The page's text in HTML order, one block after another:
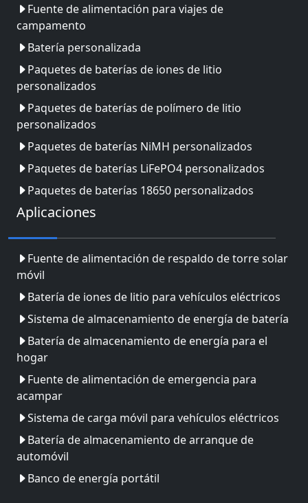
Fuente de alimentación para viajes de
campamento
Batería personalizada
Paquetes de baterías de iones de litio
personalizados
Paquetes de baterías de polímero de litio
personalizados
Paquetes de baterías NiMH personalizados
Paquetes de baterías LiFePO4 personalizados
Paquetes de baterías 18650 personalizados
Aplicaciones
Fuente de alimentación de respaldo de torre solar
móvil
Batería de iones de litio para vehículos eléctricos
Sistema de almacenamiento de energía de batería
Batería de almacenamiento de energía para el
hogar
Fuente de alimentación de emergencia para
acampar
Sistema de carga móvil para vehículos eléctricos
Batería de almacenamiento de arranque de
automóvil
Banco de energía portátil